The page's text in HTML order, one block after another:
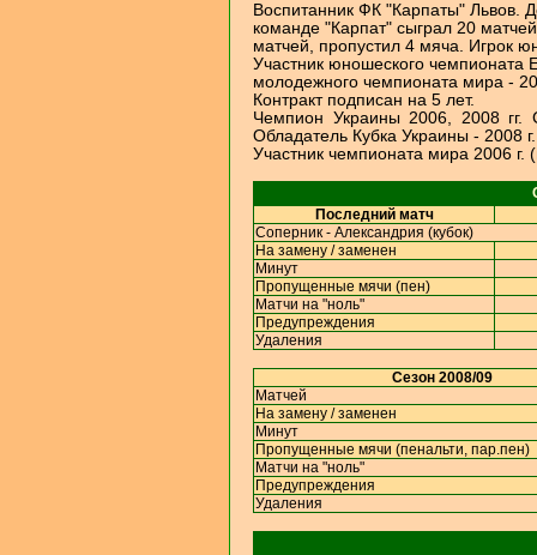
Воспитанник ФК "Карпаты" Львов.
команде "Карпат" сыграл 20
матчей, пропустил 4 мяча. Игрок
Участник юношеского
молодежного чемпионата мира -
Контракт подписан на 5 лет.
Чемпион Украины 2006, 2008 гг.
Обладатель Кубка Украины - 2008
Участник чемпионата мира 2006 г.
Последний матч
Соперник - Александрия (кубок)
На замену / заменен
Минут
Пропущенные мячи (пен)
Матчи на "ноль"
Предупреждения
Удаления
Сезон 2008/09
Матчей
На замену / заменен
Минут
Пропущенные мячи (пенальти, пар.пен)
Матчи на "ноль"
Предупреждения
Удаления